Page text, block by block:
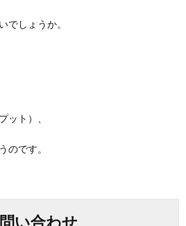
でしょうか。
ット）、
のです。
い合わせ